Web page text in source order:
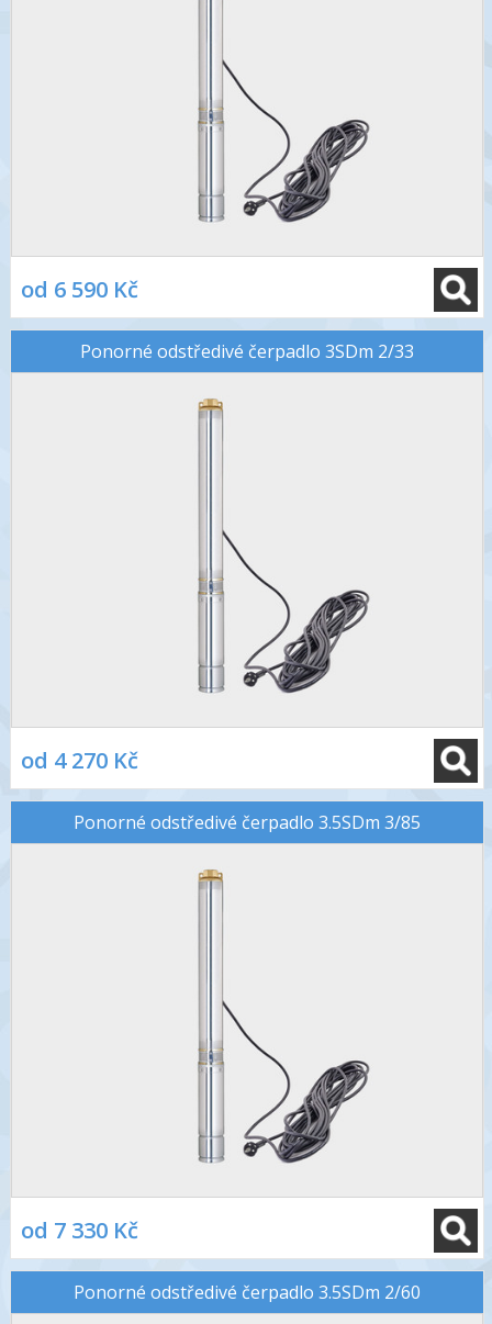
od 6 590 Kč
Ponorné odstředivé čerpadlo 3SDm 2/33
od 4 270 Kč
Ponorné odstředivé čerpadlo 3.5SDm 3/85
od 7 330 Kč
Ponorné odstředivé čerpadlo 3.5SDm 2/60